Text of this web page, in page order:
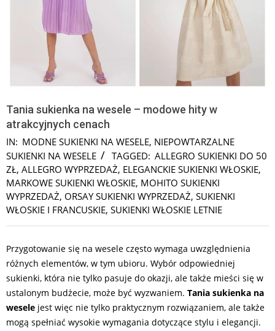
Tania sukienka na wesele – modowe hity w
atrakcyjnych cenach
IN: MODNE SUKIENKI NA WESELE, NIEPOWTARZALNE
SUKIENKI NA WESELE
TAGGED: ALLEGRO SUKIENKI DO 50
ZŁ, ALLEGRO WYPRZEDAŻ, ELEGANCKIE SUKIENKI WŁOSKIE,
MARKOWE SUKIENKI WŁOSKIE, MOHITO SUKIENKI
WYPRZEDAŻ, ORSAY SUKIENKI WYPRZEDAŻ, SUKIENKI
WŁOSKIE I FRANCUSKIE, SUKIENKI WŁOSKIE LETNIE
Przygotowanie się na wesele często wymaga uwzględnienia
różnych elementów, w tym ubioru. Wybór odpowiedniej
sukienki, która nie tylko pasuje do okazji, ale także mieści się w
ustalonym budżecie, może być wyzwaniem. Tania sukienka na
wesele jest więc nie tylko praktycznym rozwiązaniem, ale także
mogą spełniać wysokie wymagania dotyczące stylu i elegancji.